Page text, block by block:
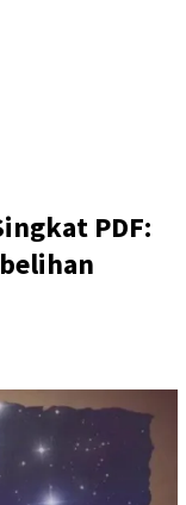
PDF: